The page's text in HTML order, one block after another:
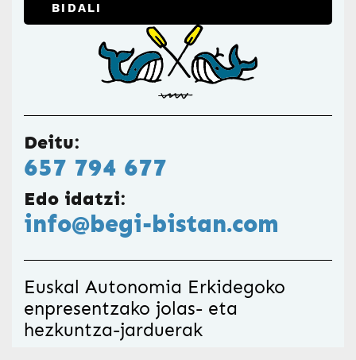
BIDALI
Deitu:
657 794 677
Edo idatzi:
info@begi-bistan.com
Euskal Autonomia Erkidegoko
enpresentzako jolas- eta
hezkuntza-jarduerak